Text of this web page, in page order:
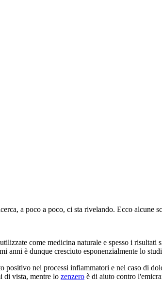
a poco a poco, ci sta rivelando. Ecco alcune
come medicina naturale e spesso i risultati
anni è dunque cresciuto esponenzialmente lo
positivo nei processi infiammatori e nel caso di
di vista, mentre lo zenzero è di aiuto contro